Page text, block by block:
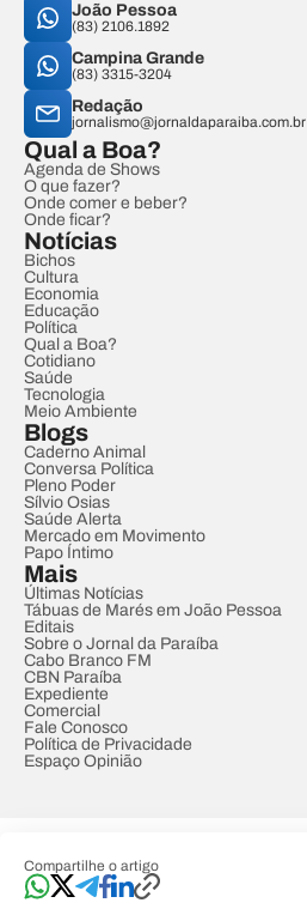
Compartilhe o artigo
João Pessoa
(83) 2106.1892
Campina Grande
(83) 3315-3204
Redação
jornalismo@jornaldaparaiba.com.br
Qual a Boa?
Agenda de Shows
O que fazer?
Onde comer e beber?
Onde ficar?
Notícias
Bichos
Cultura
Economia
Educação
Política
Qual a Boa?
Cotidiano
Saúde
Tecnologia
Meio Ambiente
Blogs
Caderno Animal
Conversa Política
Pleno Poder
Sílvio Osias
Saúde Alerta
Mercado em Movimento
Papo Íntimo
Mais
Últimas Notícias
Tábuas de Marés em João Pessoa
Editais
Sobre o Jornal da Paraíba
Cabo Branco FM
CBN Paraíba
Expediente
Comercial
Fale Conosco
Política de Privacidade
Espaço Opinião
Developed by Designed by